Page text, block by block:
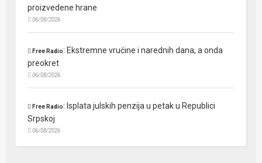
proizvedene hrane
06/08/2026
Free Radio: Ekstremne vrućine i narednih dana, a onda
preokret
06/08/2026
Free Radio: Isplata julskih penzija u petak u Republici
Srpskoj
06/08/2026